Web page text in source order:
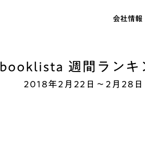
会社情報
booklista 週間ランキ
2018年2月22日〜2月28日